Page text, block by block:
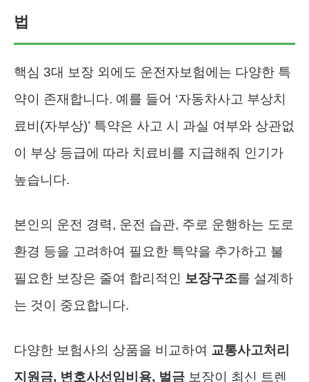
법
핵심 3대 보장 외에도 운전자보험에는 다양한 특
약이 존재합니다. 예를 들어 ‘자동차사고 부상치
료비(자부상)’ 특약은 사고 시 과실 여부와 상관없
이 부상 등급에 따라 치료비를 지급해줘 인기가
높습니다.
본인의 운전 경력, 운전 습관, 주로 운행하는 도로
환경 등을 고려하여 필요한 특약을 추가하고 불
필요한 보장은 줄여 합리적인 보장구조를 설계하
는 것이 중요합니다.
다양한 보험사의 상품을 비교하여 교통사고처리
지원금, 변호사선임비용, 벌금 보장이 최신 트렌